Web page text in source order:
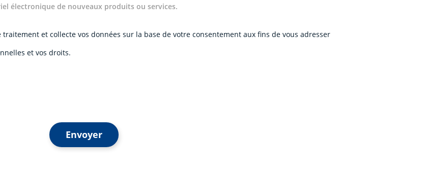
électronique de nouveaux produits ou services.
et collecte vos données sur la base de votre consentement aux fins de vous adresser
et vos droits.
Envoyer